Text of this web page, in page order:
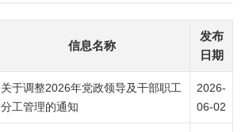
信息名称
发布
日期
关于调整2026年党政领导及干部职工
分工管理的通知
2026-
06-02